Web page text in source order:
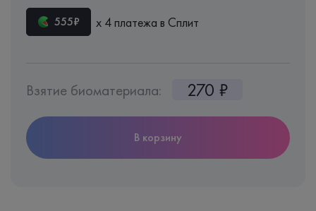
555₽ х 4 платежа в Сплит
Взятие биоматериала: 270 ₽
В корзину